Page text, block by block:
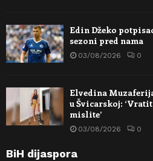
Edin Džeko
sezoni pred nama
03/08/2026 0
Elvedina
u Švicarskoj:
mislite’
03/08/2026 0
BiH dijaspora